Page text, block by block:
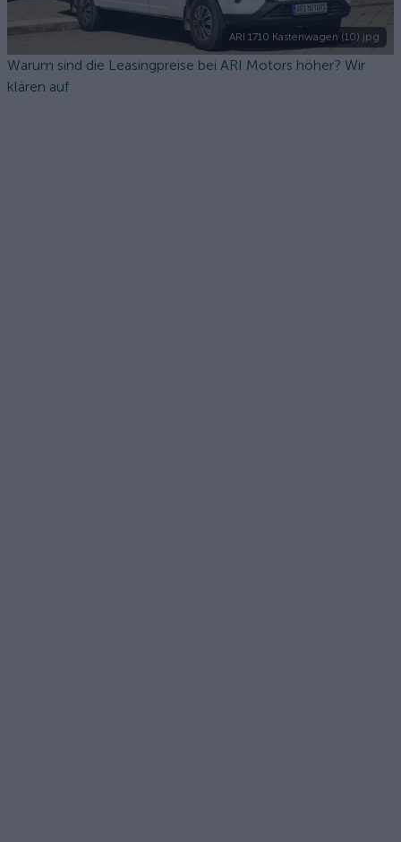
ARI 1710 Kastenwagen (10).jpg
Warum sind die Leasingpreise bei ARI Motors höher? Wir
klären auf